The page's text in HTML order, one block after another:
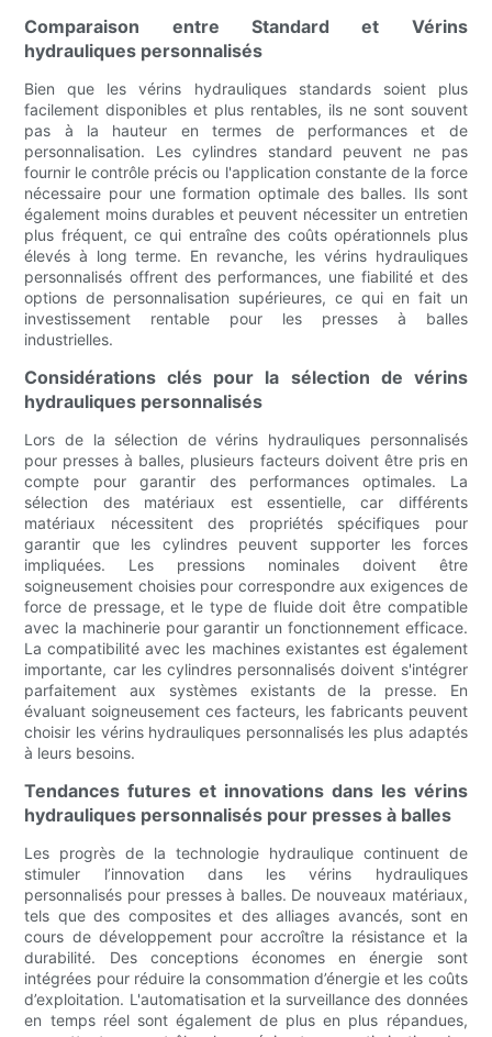
Comparaison entre Standard et Vérins
hydrauliques personnalisés
Bien que les vérins hydrauliques standards soient plus
facilement disponibles et plus rentables, ils ne sont souvent
pas à la hauteur en termes de performances et de
personnalisation. Les cylindres standard peuvent ne pas
fournir le contrôle précis ou l'application constante de la force
nécessaire pour une formation optimale des balles. Ils sont
également moins durables et peuvent nécessiter un entretien
plus fréquent, ce qui entraîne des coûts opérationnels plus
élevés à long terme. En revanche, les vérins hydrauliques
personnalisés offrent des performances, une fiabilité et des
options de personnalisation supérieures, ce qui en fait un
investissement rentable pour les presses à balles
industrielles.
Considérations clés pour la sélection de vérins
hydrauliques personnalisés
Lors de la sélection de vérins hydrauliques personnalisés
pour presses à balles, plusieurs facteurs doivent être pris en
compte pour garantir des performances optimales. La
sélection des matériaux est essentielle, car différents
matériaux nécessitent des propriétés spécifiques pour
garantir que les cylindres peuvent supporter les forces
impliquées. Les pressions nominales doivent être
soigneusement choisies pour correspondre aux exigences de
force de pressage, et le type de fluide doit être compatible
avec la machinerie pour garantir un fonctionnement efficace.
La compatibilité avec les machines existantes est également
importante, car les cylindres personnalisés doivent s'intégrer
parfaitement aux systèmes existants de la presse. En
évaluant soigneusement ces facteurs, les fabricants peuvent
choisir les vérins hydrauliques personnalisés les plus adaptés
à leurs besoins.
Tendances futures et innovations dans les vérins
hydrauliques personnalisés pour presses à balles
Les progrès de la technologie hydraulique continuent de
stimuler l’innovation dans les vérins hydrauliques
personnalisés pour presses à balles. De nouveaux matériaux,
tels que des composites et des alliages avancés, sont en
cours de développement pour accroître la résistance et la
durabilité. Des conceptions économes en énergie sont
intégrées pour réduire la consommation d’énergie et les coûts
d’exploitation. L'automatisation et la surveillance des données
en temps réel sont également de plus en plus répandues,